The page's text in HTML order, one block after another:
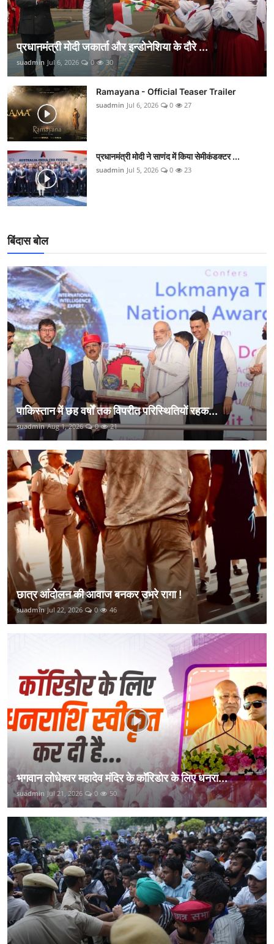
प्रधानमंत्री मोदी जकार्ता और इन्डोनेशिया के दौरे ...
suadmin Jul 6, 2026 0 30
Ramayana - Official Teaser Trailer
suadmin Jul 6, 2026 0 27
प्रधानमंत्री मोदी ने साणंद में किया सेमीकंडक्टर ...
suadmin Jul 5, 2026 0 23
बिंदास बोल
पाकिस्तान में छह वर्षों तक विपरीत परिस्थितियों रहक...
suadmin Aug 1, 2026 0 21
छात्र आंदोलन की आवाज बनकर उभरे रागा !
suadmin Jul 22, 2026 0 46
भगवान लोधेश्वर महादेव मंदिर के कॉरिडोर के लिए धनरा...
suadmin Jul 21, 2026 0 50